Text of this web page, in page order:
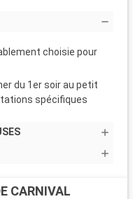
choisie pour
du 1er soir au petit
spécifiques
CARNIVAL